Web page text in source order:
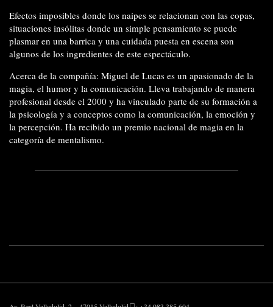
Efectos imposibles donde los naipes se relacionan con las copas,
situaciones insólitas donde un simple pensamiento se puede
plasmar en una barrica y una cuidada puesta en escena son
algunos de los ingredientes de este espectáculo.
Acerca de la compañía: Miguel de Lucas es un apasionado de la
magia, el humor y la comunicación. Lleva trabajando de manera
profesional desde el 2000 y ha vinculado parte de su formación a
la psicología y a conceptos como la comunicación, la emoción y
la percepción. Ha recibido un premio nacional de magia en la
categoría de mentalismo.